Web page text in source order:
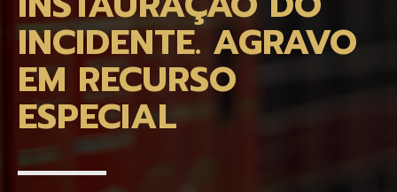
INCIDENTE. AGRAVO
EM RECURSO
ESPECIAL